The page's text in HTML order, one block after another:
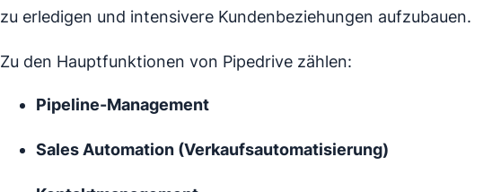
zu erledigen und intensivere Kundenbeziehungen aufzubauen.
Zu den Hauptfunktionen von Pipedrive zählen:
Pipeline-Management
Sales Automation (Verkaufsautomatisierung)